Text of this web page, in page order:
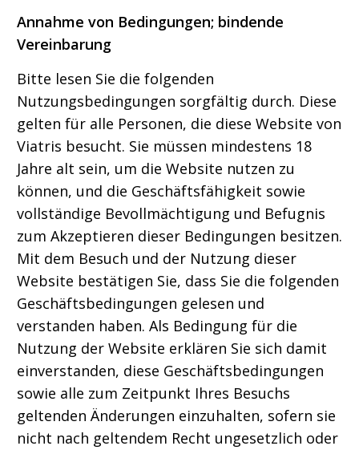
Annahme von Bedingungen; bindende
Vereinbarung
Bitte lesen Sie die folgenden
Nutzungsbedingungen sorgfältig durch. Diese
gelten für alle Personen, die diese Website von
Viatris besucht. Sie müssen mindestens 18
Jahre alt sein, um die Website nutzen zu
können, und die Geschäftsfähigkeit sowie
vollständige Bevollmächtigung und Befugnis
zum Akzeptieren dieser Bedingungen besitzen.
Mit dem Besuch und der Nutzung dieser
Website bestätigen Sie, dass Sie die folgenden
Geschäftsbedingungen gelesen und
verstanden haben. Als Bedingung für die
Nutzung der Website erklären Sie sich damit
einverstanden, diese Geschäftsbedingungen
sowie alle zum Zeitpunkt Ihres Besuchs
geltenden Änderungen einzuhalten, sofern sie
nicht nach geltendem Recht ungesetzlich oder